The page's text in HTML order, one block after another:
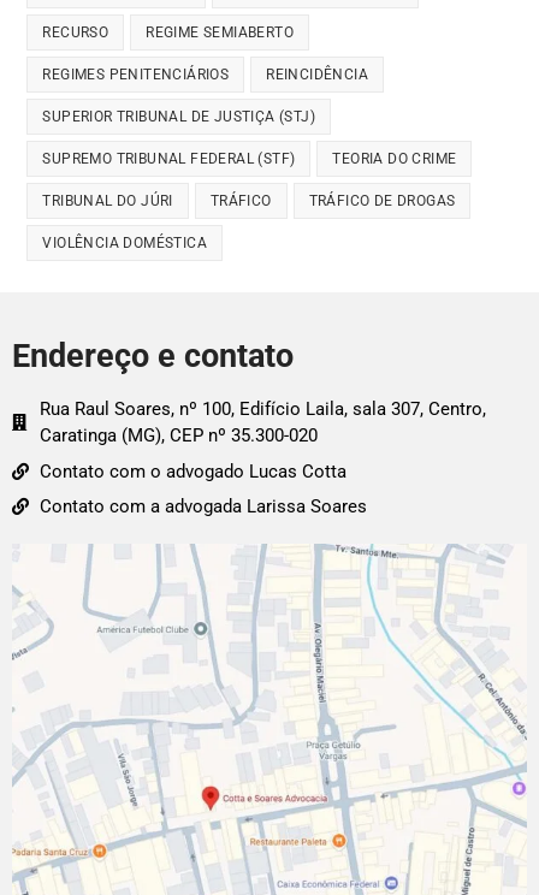
RECURSO REGIME SEMIABERTO
REGIMES PENITENCIÁRIOS REINCIDÊNCIA
SUPERIOR TRIBUNAL DE JUSTIÇA (STJ)
SUPREMO TRIBUNAL FEDERAL (STF) TEORIA DO CRIME
TRIBUNAL DO JÚRI TRÁFICO TRÁFICO DE DROGAS
VIOLÊNCIA DOMÉSTICA
Endereço e contato
Rua Raul Soares, nº 100, Edifício Laila, sala 307, Centro,
Caratinga (MG), CEP nº 35.300-020
Contato com o advogado Lucas Cotta
Contato com a advogada Larissa Soares